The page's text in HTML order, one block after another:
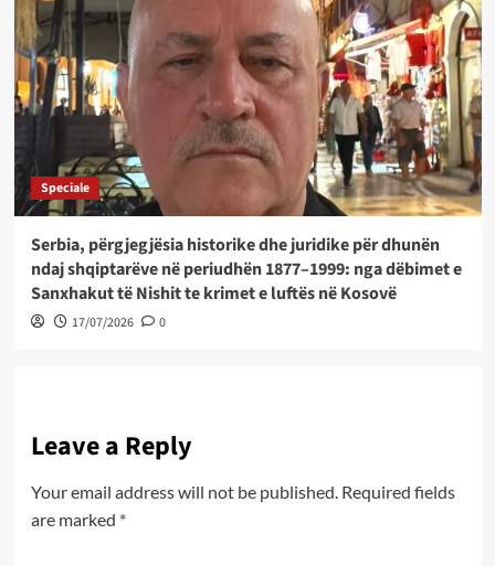
Speciale
Serbia, përgjegjësia historike dhe juridike për dhunën
ndaj shqiptarëve në periudhën 1877–1999: nga dëbimet e
Sanxhakut të Nishit te krimet e luftës në Kosovë
17/07/2026 0
Leave a Reply
Your email address will not be published. Required fields
are marked *